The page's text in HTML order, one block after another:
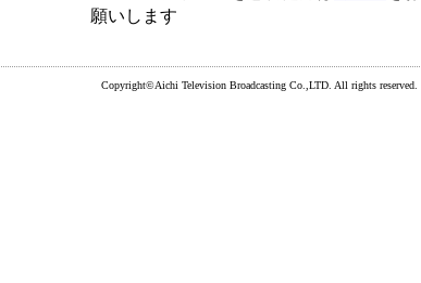
願いします
Copyright©Aichi Television Broadcasting Co.,LTD. All rights reserved.